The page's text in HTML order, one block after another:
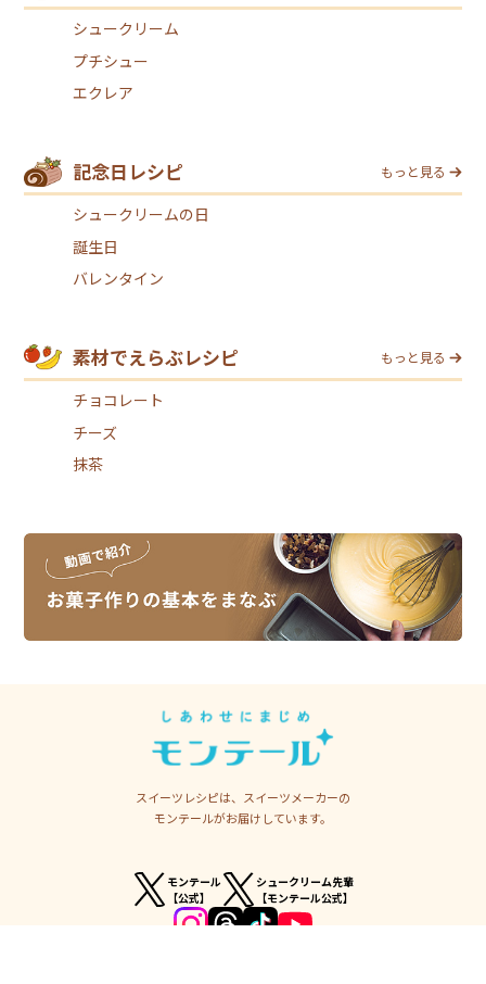
シュークリーム
プチシュー
エクレア
記念日レシピ もっと見る
シュークリームの日
誕生日
バレンタイン
素材でえらぶレシピ もっと見る
チョコレート
チーズ
抹茶
スイーツレシピは、スイーツメーカーの
モンテールがお届けしています。
モンテール
【公式】
シュークリーム先輩
【モンテール公式】